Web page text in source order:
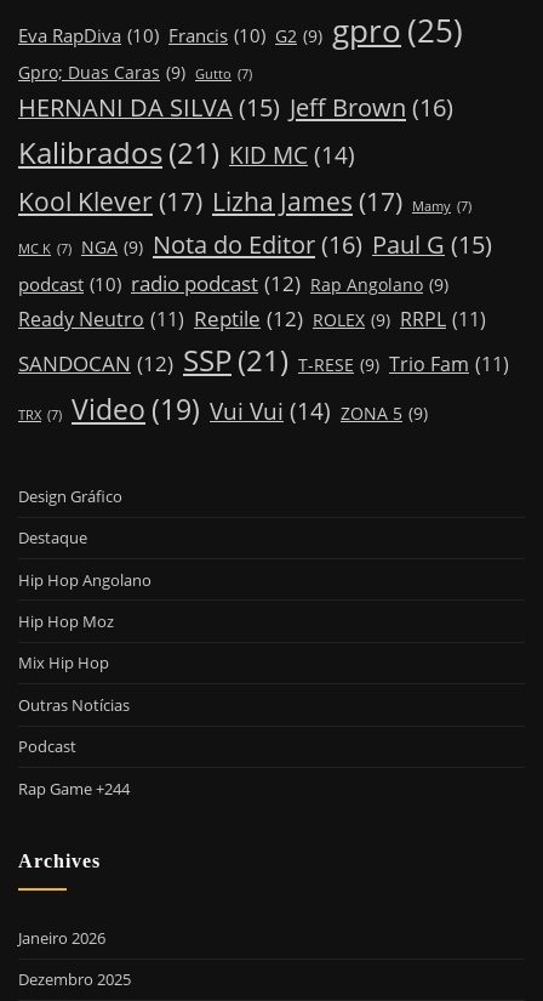
Eva RapDiva (10) Francis (10) G2 (9) gpro(25)
Gpro; Duas Caras (9) Gutto (7)
HERNANI DA SILVA(15) Jeff Brown (16)
Kalibrados(21) KID MC (14)
Kool Klever (17) Lizha James (17) Mamy (7)
MC K (7) NGA (9) Nota do Editor(16) Paul G (15)
podcast (10) radio podcast (12) Rap Angolano (9)
Ready Neutro (11) Reptile (12) ROLEX (9) RRPL (11)
SANDOCAN (12) SSP(21) T-RESE (9) Trio Fam (11)
TRX (7) Video (19) Vui Vui (14) ZONA 5 (9)
Design Gráfico
Destaque
Hip Hop Angolano
Hip Hop Moz
Mix Hip Hop
Outras Notícias
Podcast
Rap Game +244
Archives
Janeiro 2026
Dezembro 2025